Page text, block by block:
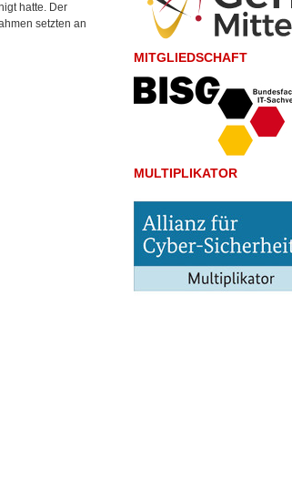
hatte. Der
setzten an
MITGLIEDSCHAFT
MULTIPLIKATOR